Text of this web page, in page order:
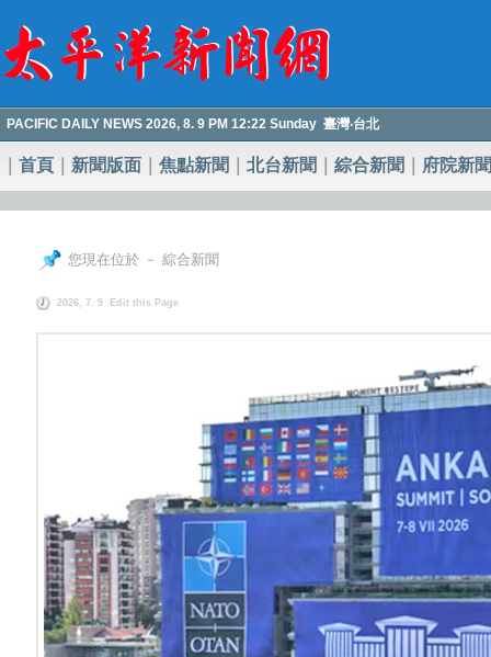
PACIFIC DAILY NEWS 2026, 8. 9 PM 12:22 Sunday 臺灣‧台北
首頁 新聞版面 焦點新聞 北台新聞 綜合新聞 府院新聞
您現在位於 － 綜合新聞
2026, 7. 9 Edit this Page